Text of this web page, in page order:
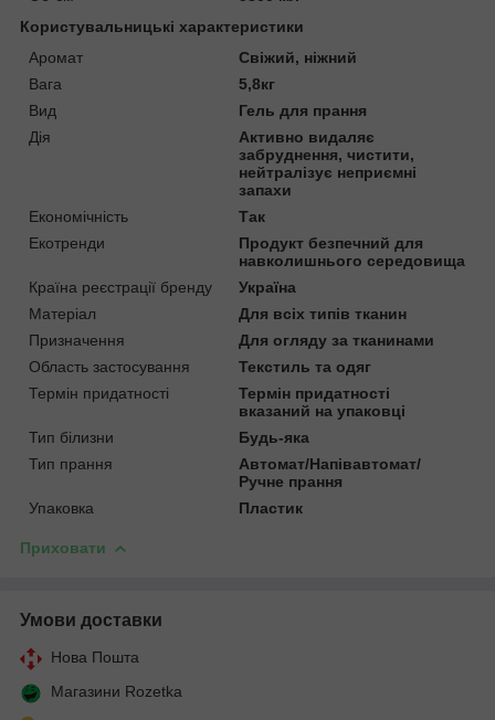
Користувальницькі характеристики
Аромат
Свіжий, ніжний
Вага
5,8кг
Вид
Гель для прання
Дія
Активно видаляє
забруднення, чистити,
нейтралізує неприємні
запахи
Економічність
Так
Екотренди
Продукт безпечний для
навколишнього середовища
Країна реєстрації бренду
Україна
Матеріал
Для всіх типів тканин
Призначення
Для огляду за тканинами
Область застосування
Текстиль та одяг
Термін придатності
Термін придатності
вказаний на упаковці
Тип білизни
Будь-яка
Тип прання
Автомат/Напівавтомат/
Ручне прання
Упаковка
Пластик
Приховати
Умови доставки
Нова Пошта
Магазини Rozetka